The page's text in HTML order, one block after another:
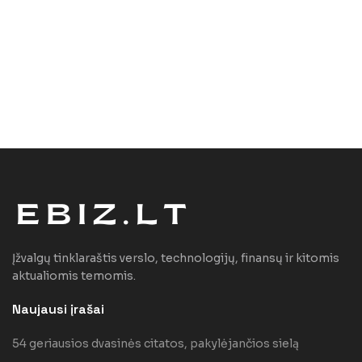
Įžvalgų tinklaraštis verslo, technologijų, finansų ir kitomis
aktualiomis temomis.
Naujausi įrašai
54 geriausios dvasinės citatos, pakylėjančios sielą